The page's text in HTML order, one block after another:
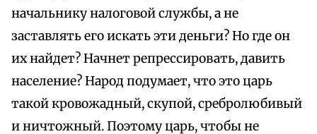
начальнику налоговой службы, а не
заставлять его искать эти деньги? Но где он
их найдет? Начнет репрессировать, давить
население? Народ подумает, что это царь
такой кровожадный, скупой, сребролюбивый
и ничтожный. Поэтому царь, чтобы не